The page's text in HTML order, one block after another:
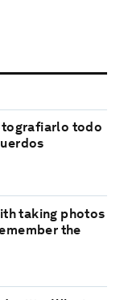
todo
taking photos
the